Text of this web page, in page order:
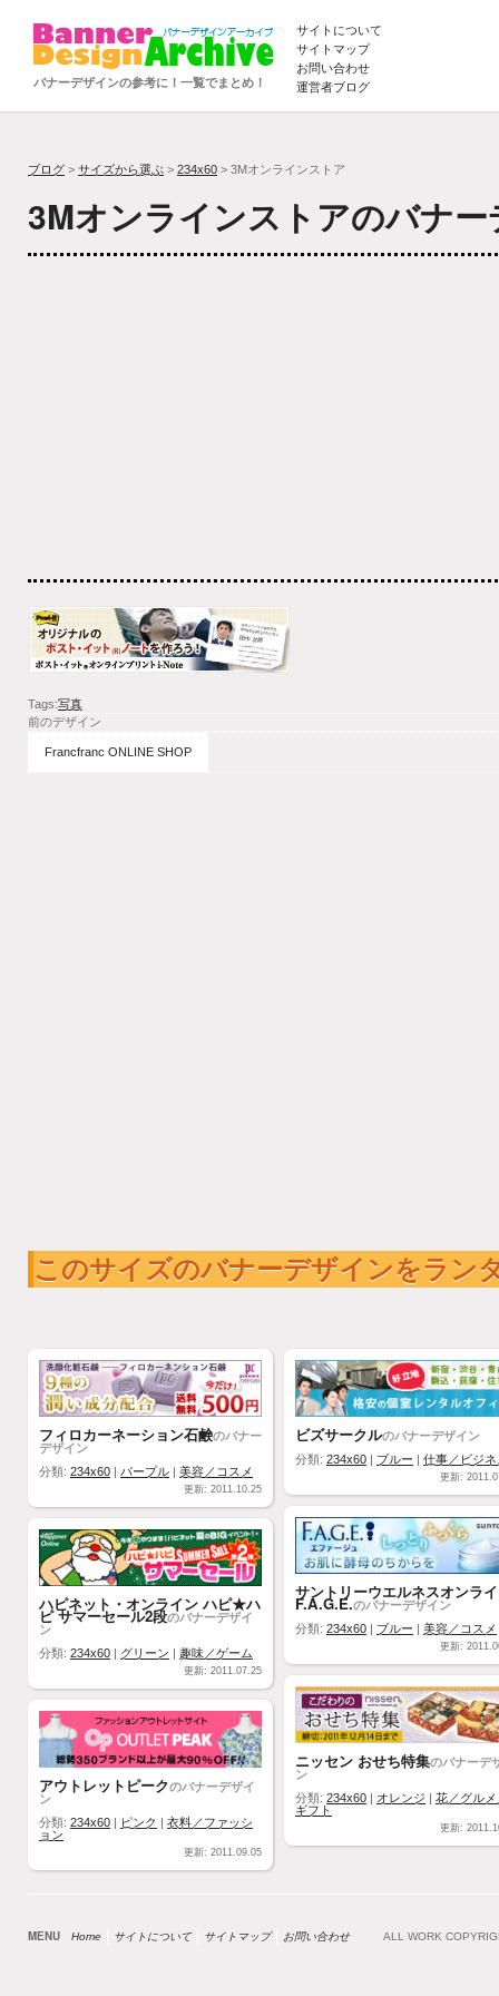
バナーデザインの参考に！一覧でまとめ！
サイトについて
サイトマップ
お問い合わせ
運営者ブログ
ブログ > サイズから選ぶ > 234x60 > 3Mオンラインストア
3Mオンラインストアのバナ
Tags:写真
前のデザイン
Francfranc ONLINE SHOP
このサイズのバナーデザインをラン
フィロカーネーション石鹸のバナー
デザイン
分類: 234x60 パープル 美容／コスメ
更新: 2011.10.25
ビズサークルのバナーデザイン
分類: 234x60 ブルー 仕事／ビジネ
更新:
サントリーウエルネスオンラ
F.A.G.E.のバナーデザイン
分類: 234x60 ブルー 美容／コスメ
更新:
ハピネット・オンライン ハピ★ハ
ピ サマーセール2段のバナーデザイ
ン
分類: 234x60 グリーン 趣味／ゲーム
更新: 2011.07.25
ニッセン おせち特集のバナーデ
ン
分類: 234x60 オレンジ
花／グルメ
ギフト
更新:
アウトレットピークのバナーデザイ
ン
分類: 234x60 ピンク
衣料／ファッシ
ョン
更新: 2011.09.05
MENU Home サイトについて サイトマップ お問い合わせ ALL WORK